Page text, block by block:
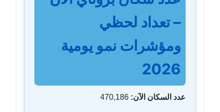
– تعداد لحظي
ومؤشرات نمو يومية
2026
عدد السكان الآن: 470,186